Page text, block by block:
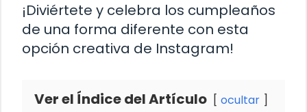
¡Diviértete y celebra los cumpleaños
de una forma diferente con esta
opción creativa de Instagram!
Ver el Índice del Artículo ocultar